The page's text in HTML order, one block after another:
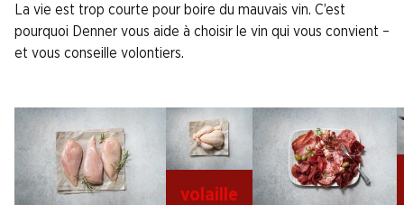
La vie est trop courte pour boire du mauvais vin. C’est
pourquoi Denner vous aide à choisir le vin qui vous convient –
et vous conseille volontiers.
volaille